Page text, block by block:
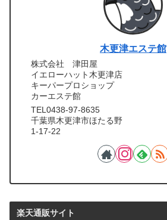
木更津エステ館
株式会社 津田屋
イエローハット木更津店
キーパープロショップ
カーエステ館
TEL0438-97-8635
千葉県木更津市ほたる野
1-17-22
楽天通販サイト